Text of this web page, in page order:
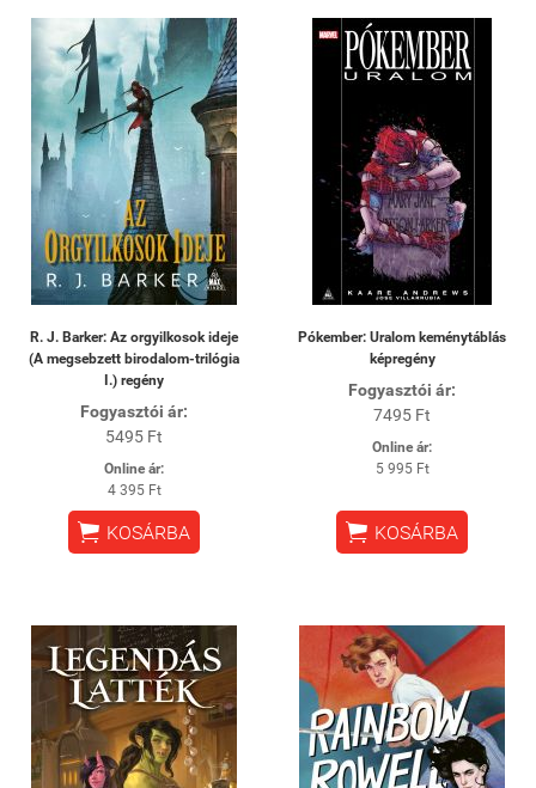
R. J. Barker: Az orgyilkosok ideje
(A megsebzett birodalom-trilógia
I.) regény
Fogyasztói ár:
5495 Ft
Online ár:
4 395 Ft
 KOSÁRBA
Pókember: Uralom keménytáblás
képregény
Fogyasztói ár:
7495 Ft
Online ár:
5 995 Ft
 KOSÁRBA